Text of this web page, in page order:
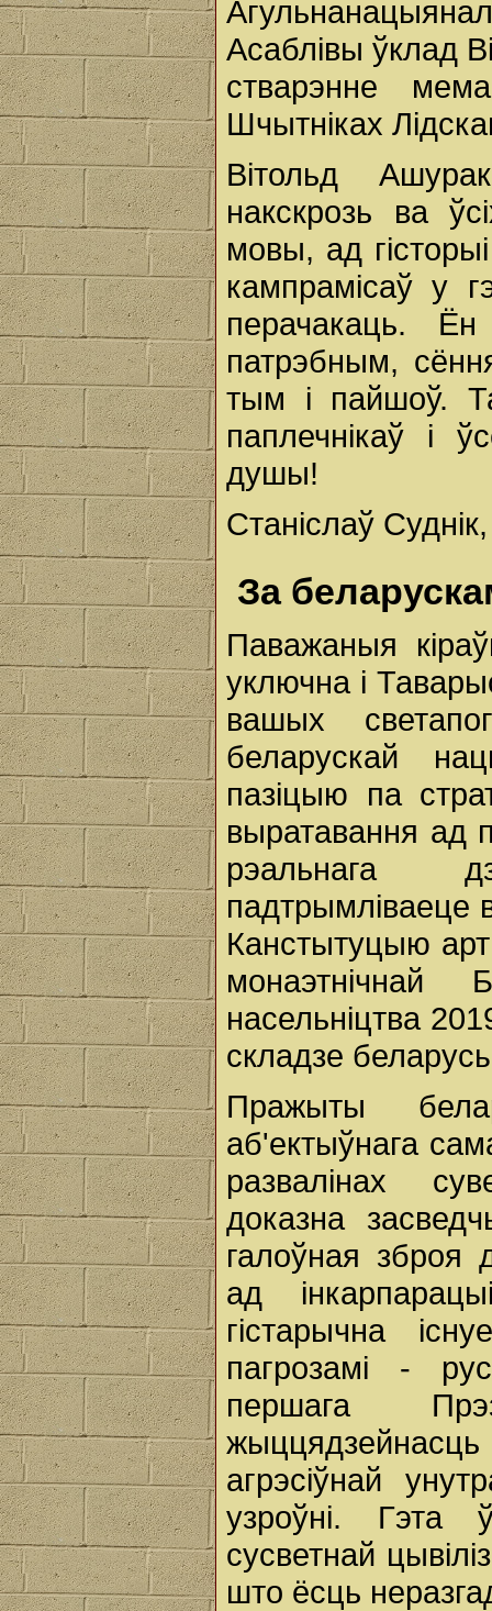
Асаблівы ўклад
стварэнне
Шчытніках
Вітольд
накскрозь ва
мовы, ад
кампрамісаў у
перачакаць.
патрэбным,
тым і пайшоў.
паплечнікаў і
душы!
Станіслаў
За
Паважаныя
уключна і
вашых
беларускай
пазіцыю па
выратавання ад
рэальнага
падтрымліваеце
Канстытуцыю
монаэтнічнай
насельніцтва
складзе
Пражыты
аб'ектыўнага
развалінах
доказна
галоўная зброя
ад
гістарычна
пагрозамі -
першага
агрэсіўнай
узроўні. Гэта
сусветнай
што ёсць